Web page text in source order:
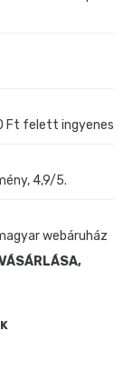
Ft felett ingyenes
4,9/5.
webáruház